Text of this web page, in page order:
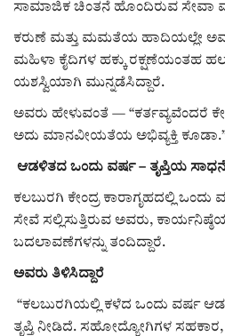
ಸಾಮಾಜಿಕ ಚಿಂತನೆ ಹೊಂದಿರುವ ಸೇವಾ
ಕರುಣೆ ಮತ್ತು ಮಮತೆಯ ಹಾದಿಯಲ್ಲೇ
ಮಹಿಳಾ ಕೈದಿಗಳ ಹಕ್ಕು ರಕ್ಷಣೆಯಂತಹ
ಯಶಸ್ವಿಯಾಗಿ ಮುನ್ನಡೆಸಿದ್ದಾರೆ.
ಅವರು ಹೇಳುವಂತೆ — “ಕರ್ತವ್ಯವೆಂದರೆ
ಅದು ಮಾನವೀಯತೆಯ ಅಭಿವ್ಯಕ್ತಿ
ಆಡಳಿತದ ಒಂದು ವರ್ಷ – ತೃಪ್ತಿಯ ಸಾಧನೆ
ಕಲಬುರಗಿ ಕೇಂದ್ರ ಕಾರಾಗೃಹದಲ್ಲಿ
ಸೇವೆ ಸಲ್ಲಿಸುತ್ತಿರುವ ಅವರು,
ಬದಲಾವಣೆಗಳನ್ನು ತಂದಿದ್ದಾರೆ.
ಅವರು ತಿಳಿಸಿದ್ದಾರೆ
“ಕಲಬುರಗಿಯಲ್ಲಿ ಕಳೆದ ಒಂದು ವರ್ಷ
ತೃಪ್ತಿ ನೀಡಿದೆ. ಸಹೋದ್ಯೋಗಿಗಳ